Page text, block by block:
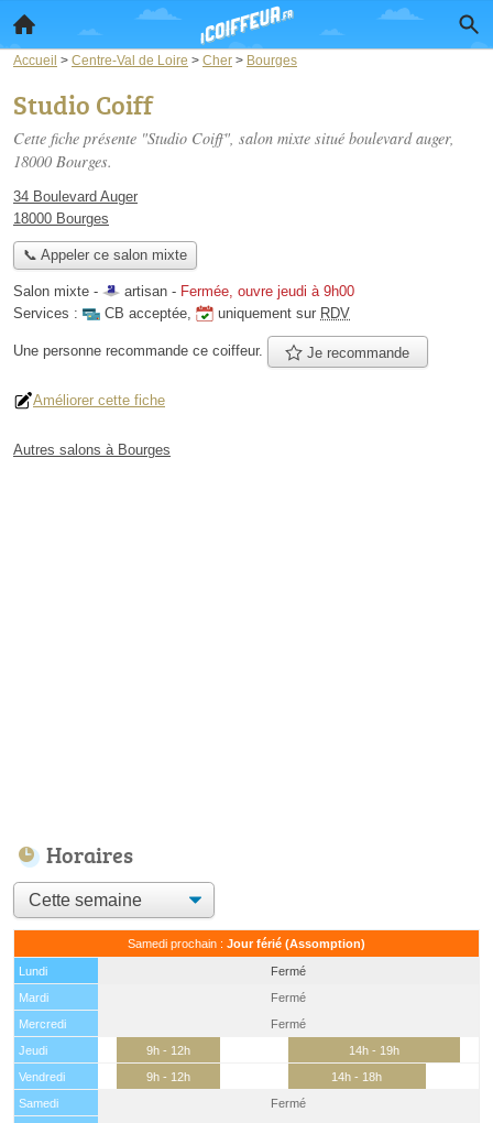
Accueil > Centre-Val de Loire > Cher > Bourges
Studio Coiff
Cette fiche présente "Studio Coiff", salon mixte situé boulevard auger,
18000 Bourges.
34 Boulevard Auger
18000 Bourges
📞 Appeler ce salon mixte
Salon mixte - artisan - Fermée, ouvre jeudi à 9h00
Services :
CB acceptée, uniquement sur RDV
Une personne recommande ce coiffeur. Je recommande
Améliorer cette fiche
Autres salons à Bourges
Horaires
Samedi prochain : Jour férié (Assomption)
Lundi
Fermé
Mardi
Fermé
Mercredi
Fermé
Jeudi
9h - 12h
14h - 19h
Vendredi
9h - 12h
14h - 18h
Samedi
Fermé